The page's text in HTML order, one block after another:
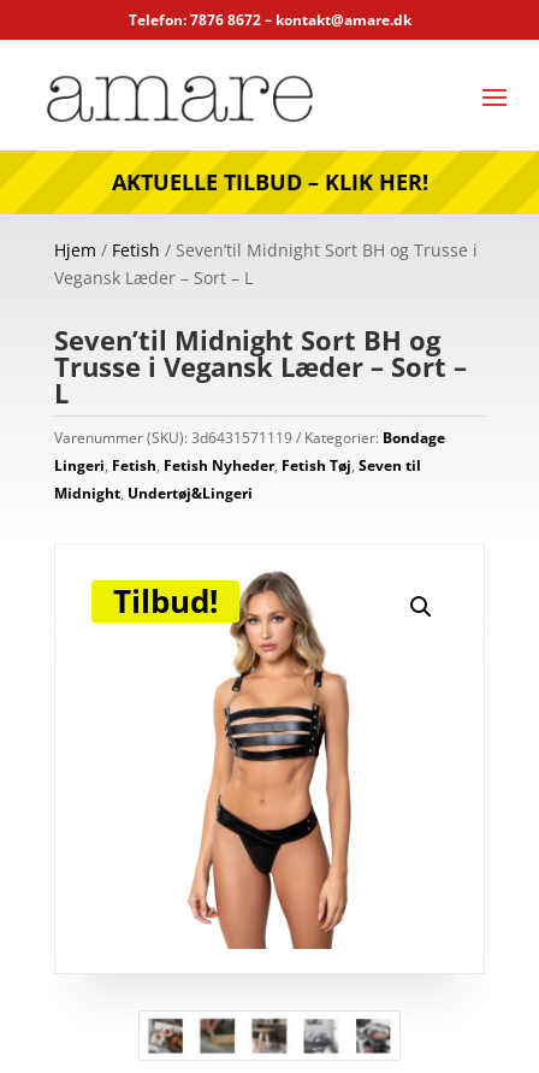
Telefon: 7876 8672 – kontakt@amare.dk
AKTUELLE TILBUD – KLIK HER!
Hjem / Fetish / Seven’til Midnight Sort BH og Trusse i
Vegansk Læder – Sort – L
Seven’til Midnight Sort BH og
Trusse i Vegansk Læder – Sort –
L
Varenummer (SKU):3d6431571119 Kategorier: Bondage
Lingeri, Fetish, Fetish Nyheder, Fetish Tøj, Seven til
Midnight, Undertøj&Lingeri
Tilbud!